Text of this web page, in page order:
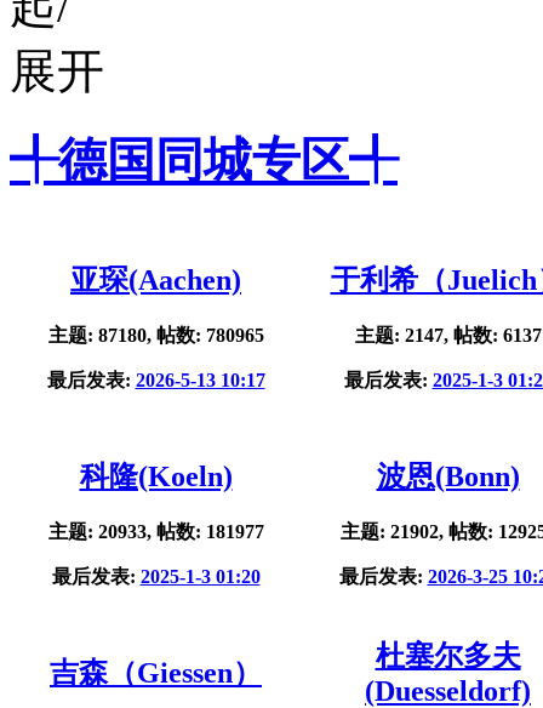
╃德国同城专区╃
亚琛(Aachen)
主题: 87180, 帖数: 780965
最后发表: 2026-5-13 10:17
于利希（Juelich
主题: 2147, 帖数: 6137
最后发表: 2025-1-3
科隆(Koeln)
主题: 20933, 帖数: 181977
最后发表: 2025-1-3 01:20
波恩(Bonn)
主题: 21902, 帖数:
最后发表: 2026-3-25
吉森（Giessen）
杜塞尔多夫
(Duesseldorf)